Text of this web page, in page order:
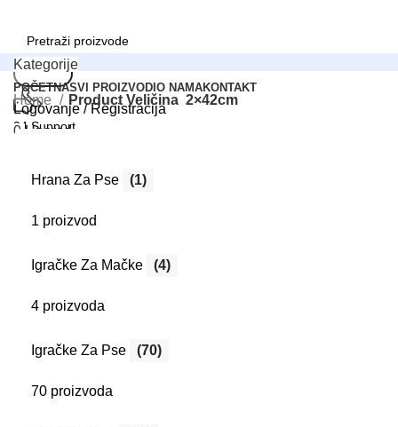
Search
24 Support
Isporuka na adresu
Kategorije
POČETNASVI PROIZVODI O NAMAKONTAKT
Logovanje / Registracija
0 Uporedi
items 0.00 RSD
Home Product Veličina 2×42cm
Hrana Za Pse (1)
1 proizvod
Igračke Za Mačke (4)
4 proizvoda
Igračke Za Pse (70)
70 proizvoda